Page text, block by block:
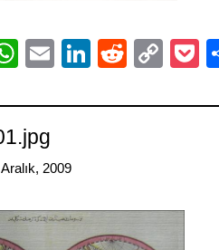
WhatsApp
EmailLinkedIn
Reddit
2009